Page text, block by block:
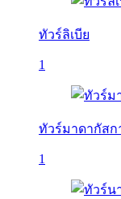
ทัวร์ลิเบีย
1
ทัวร์มาดากัสก
1